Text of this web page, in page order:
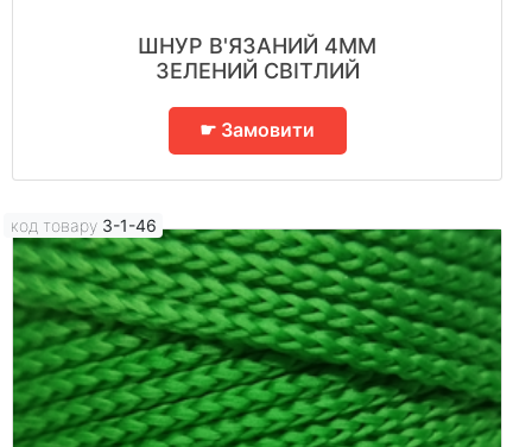
ШНУР В'ЯЗАНИЙ 4ММ
ЗЕЛЕНИЙ СВІТЛИЙ
☛ Замовити
код товару 3-1-46